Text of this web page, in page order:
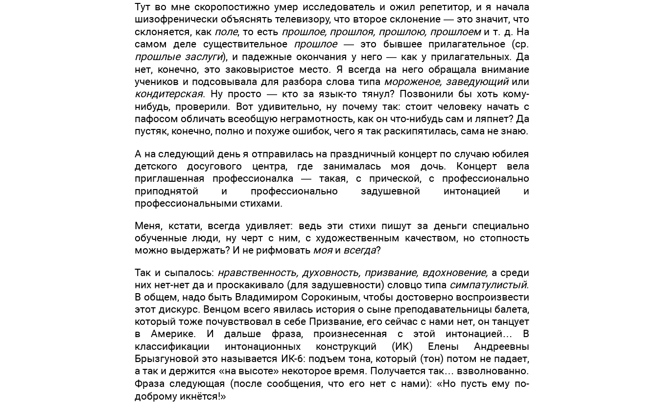
Тут во мне скоропостижно умер исследователь и ожил репетитор, и я начала
шизофренически объяснять телевизору, что второе склонение — это значит, что
склоняется, как поле, то есть прошлое, прошлоя, прошлою, прошлоеми т. д. На
самом деле существительное прошлое— это бывшее прилагательное (ср.
прошлые заслуги), и падежные окончания у него — как у прилагательных. Да
нет, конечно, это заковыристое место. Я всегда на него обращала внимание
учеников и подсовывала для разбора слова типа мороженое, заведующийили
кондитерская. Ну просто — кто за язык-то тянул? Позвонили бы хоть кому-
нибудь, проверили. Вот удивительно, ну почему так: стоит человеку начать с
пафосом обличать всеобщую неграмотность, как он что-нибудь сам и ляпнет? Да
пустяк, конечно, полно и похуже ошибок, чего я так раскипятилась, сама не знаю.
А на следующий день я отправилась на праздничный концерт по случаю юбилея
детского досугового центра, где занималась моя дочь. Концерт вела
приглашенная профессионалка — такая, с прической, с профессионально
приподнятой и профессионально задушевной интонацией и
профессиональными стихами.
Меня, кстати, всегда удивляет: ведь эти стихи пишут за деньги специально
обученные люди, ну черт с ним, с художественным качеством, но стопность
можно выдержать? И не рифмовать мояи всегда?
Так и сыпалось: нравственность, духовность, призвание, вдохновение,а среди
них нет-нет да и проскакивало (для задушевности) словцо типа симпатулистый.
В общем, надо быть Владимиром Сорокиным, чтобы достоверно воспроизвести
этот дискурс. Венцом всего явилась история о сыне преподавательницы балета,
который тоже почувствовал в себе Призвание, его сейчас с нами нет, он танцует
в Америке. И дальше фраза, произнесенная с этой интонацией… В
классификации интонационных конструкций (ИК) Елены Андреевны
Брызгуновой это называется ИК-6: подъем тона, который (тон) потом не падает,
а так и держится «на высоте» некоторое время. Получается так… взволнованно.
Фраза следующая (после сообщения, что его нет с нами): «Но пусть ему по-
доброму икнётся!»